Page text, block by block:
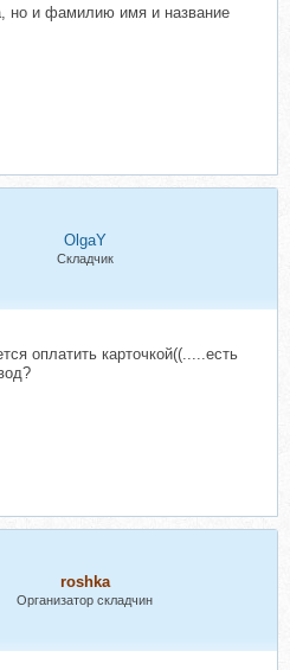
но и фамилию имя и название
OlgaY
Складчик
оплатить карточкой((.....есть
roshka
Организатор складчин